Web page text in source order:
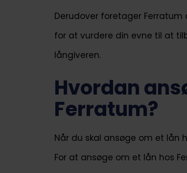
Derudover foretager
for at vurdere din evne til at
långiveren.
Hvordan
Ferratum?
Når du skal ansøge om et lån
For at ansøge om et lån hos